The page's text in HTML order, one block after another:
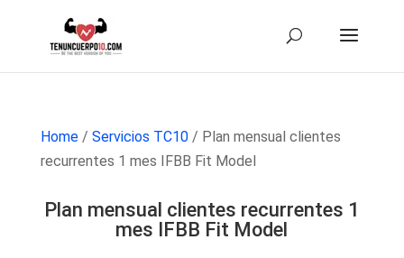
Home/ Servicios TC10/ Plan mensual clientes
recurrentes 1 mes IFBB Fit Model
Plan mensual clientes recurrentes 1
mes IFBB Fit Model